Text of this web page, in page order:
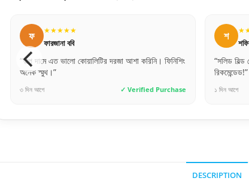
শ ★★★★★
শফিক আহমেদ
“সলিড বিল্ড কোয়ালিটি। অনেক ভারি এবং মজবুত দরজা।
রিকমেন্ডেড!”
১ দিন আগে ✓ Verified Purchase
আ
“কাস্টমার
ব্যবহার
৮ ঘণ্টা আগে
DESCRIPTION